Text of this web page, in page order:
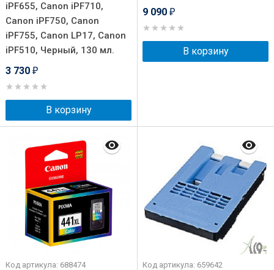
iPF655, Canon iPF710,
Canon iPF750, Canon
iPF755, Canon LP17, Canon
iPF510, Черный, 130 мл.
3 730 ₽
В корзину
9 090 ₽
В корзину
Код артикула: 688474 Код артикула: 659642